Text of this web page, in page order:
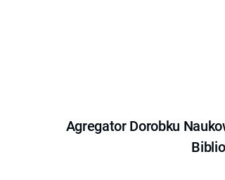
Agregator Dorobku